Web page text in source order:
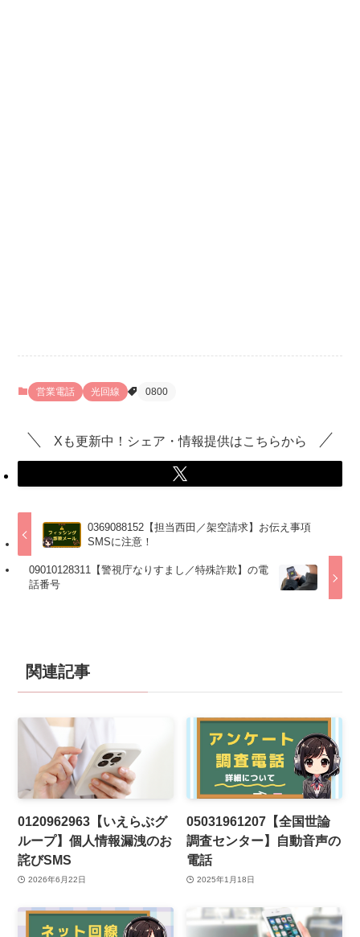
営業電話 光回線 0800
Xも更新中！シェア・情報提供はこちらから
0369088152【担当西田／架空請求】お伝え事項
SMSに注意！
09010128311【警視庁なりすまし／特殊詐欺】の電
話番号
関連記事
0120962963【いえらぶグ
ループ】個人情報漏洩のお
詫びSMS
2026年6月22日
05031961207【全国世論
調査センター】自動音声の
電話
2025年1月18日